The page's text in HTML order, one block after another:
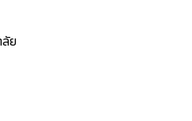
ลัย